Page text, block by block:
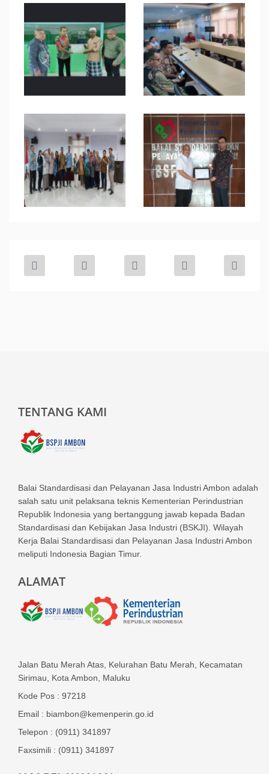
TENTANG KAMI
Balai Standardisasi dan Pelayanan Jasa Industri Ambon adalah
salah satu unit pelaksana teknis Kementerian Perindustrian
Republik Indonesia yang bertanggung jawab kepada Badan
Standardisasi dan Kebijakan Jasa Industri (BSKJI). Wilayah
Kerja Balai Standardisasi dan Pelayanan Jasa Industri Ambon
meliputi Indonesia Bagian Timur.
ALAMAT
Jalan Batu Merah Atas, Kelurahan Batu Merah, Kecamatan
Sirimau, Kota Ambon, Maluku
Kode Pos : 97218
Email : biambon@kemenperin.go.id
Telepon : (0911) 341897
Faxsimili : (0911) 341897